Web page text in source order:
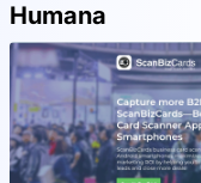
Humana